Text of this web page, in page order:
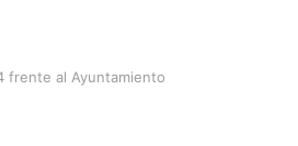
frente al Ayuntamiento